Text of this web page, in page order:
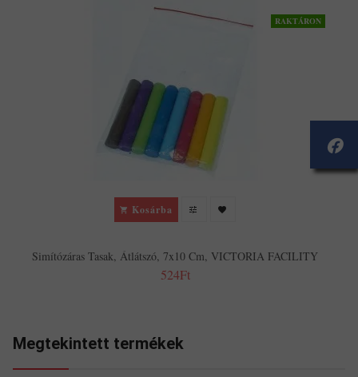
RAKTÁRON
Kosárba
Simítózáras Tasak, Átlátszó, 7x10 Cm, VICTORIA FACILITY
524Ft
Megtekintett termékek